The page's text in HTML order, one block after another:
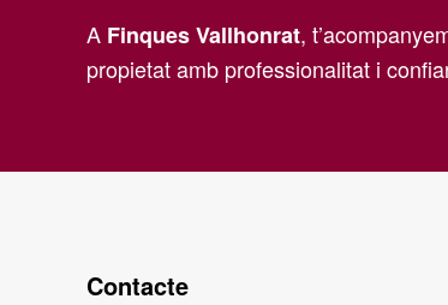
A Finques Vallhonrat,
propietat amb professionalitat i
Contacte